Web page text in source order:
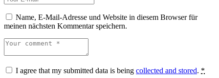
Name, E-Mail-Adresse und Website in diesem Browser für
meinen nächsten Kommentar speichern.
I agree that my submitted data is being collected and stored. *